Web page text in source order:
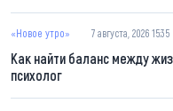
«Новое утро» 7 августа, 2026 15:35
Как найти баланс между
психолог